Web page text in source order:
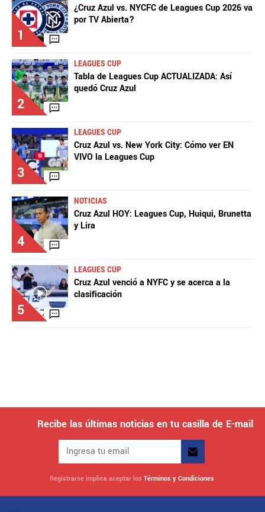
1
¿Cruz Azul vs. NYCFC de Leagues Cup 2026 va
por TV Abierta?
2
LEAGUES CUP
Tabla de Leagues Cup ACTUALIZADA: Así
quedó Cruz Azul
3
LEAGUES CUP
Cruz Azul vs. New York City: Cómo ver EN
VIVO la Leagues Cup
4
NOTICIAS
Cruz Azul HOY: Leagues Cup, Huiqui, Brunetta
y Lira
5
LEAGUES CUP
Cruz Azul venció a NYFC y se acerca a la
clasificación
Recibe las últimas noticias en tu casilla de E-mail
Registrarse implica aceptar los Términos y Condiciones